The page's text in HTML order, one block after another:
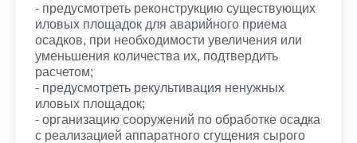
- предусмотреть реконструкцию существующих
иловых площадок для аварийного приема
осадков, при необходимости увеличения или
уменьшения количества их, подтвердить
расчетом;
- предусмотреть рекультивация ненужных
иловых площадок;
- организацию сооружений по обработке осадка
с реализацией аппаратного сгущения сырого